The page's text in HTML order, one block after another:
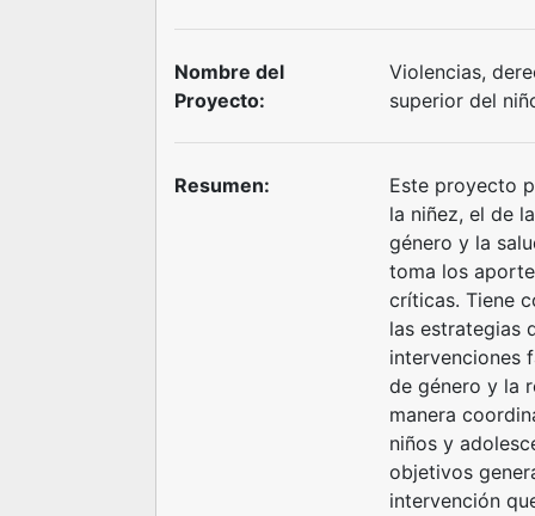
Nombre del
Proyecto:
Violencias,
superior del
Resumen:
Este proyecto
la niñez, el de
género y la
toma los
críticas. Tiene
las estrategias
intervenciones
de género y la
manera
niños y
objetivos
intervención